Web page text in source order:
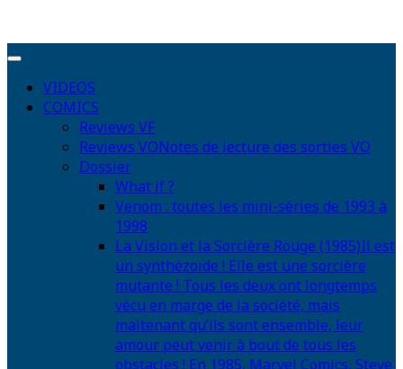
VIDEOS
COMICS
Reviews VF
Reviews VONotes de lecture des sorties VO
Dossier
What if ?
Venom : toutes les mini-séries de 1993 à
1998
La Vision et la Sorcière Rouge (1985)Il est
un synthézoïde ! Elle est une sorcière
mutante ! Tous les deux ont longtemps
vécu en marge de la société, mais
maitenant qu’ils sont ensemble, leur
amour peut venir à bout de tous les
obstacles ! En 1985, Marvel Comics, Steve